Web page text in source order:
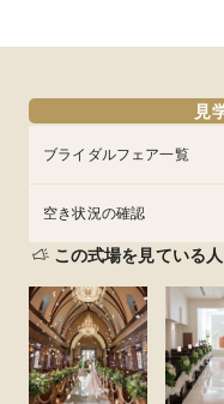
見
ブライダルフェア一覧
空き状況の確認
この式場を見ている